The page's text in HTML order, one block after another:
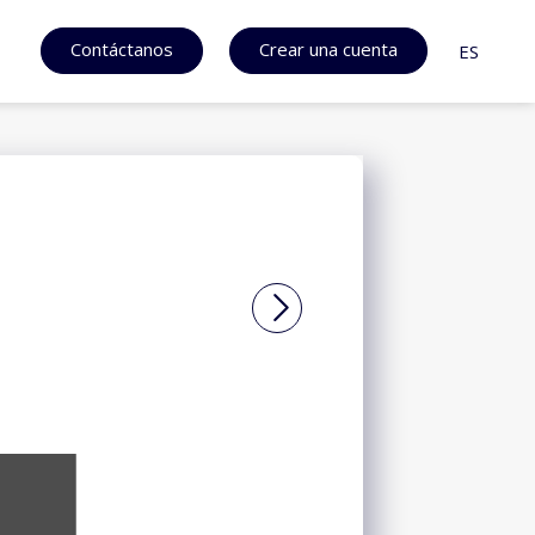
Contáctanos Crear una cuenta ES